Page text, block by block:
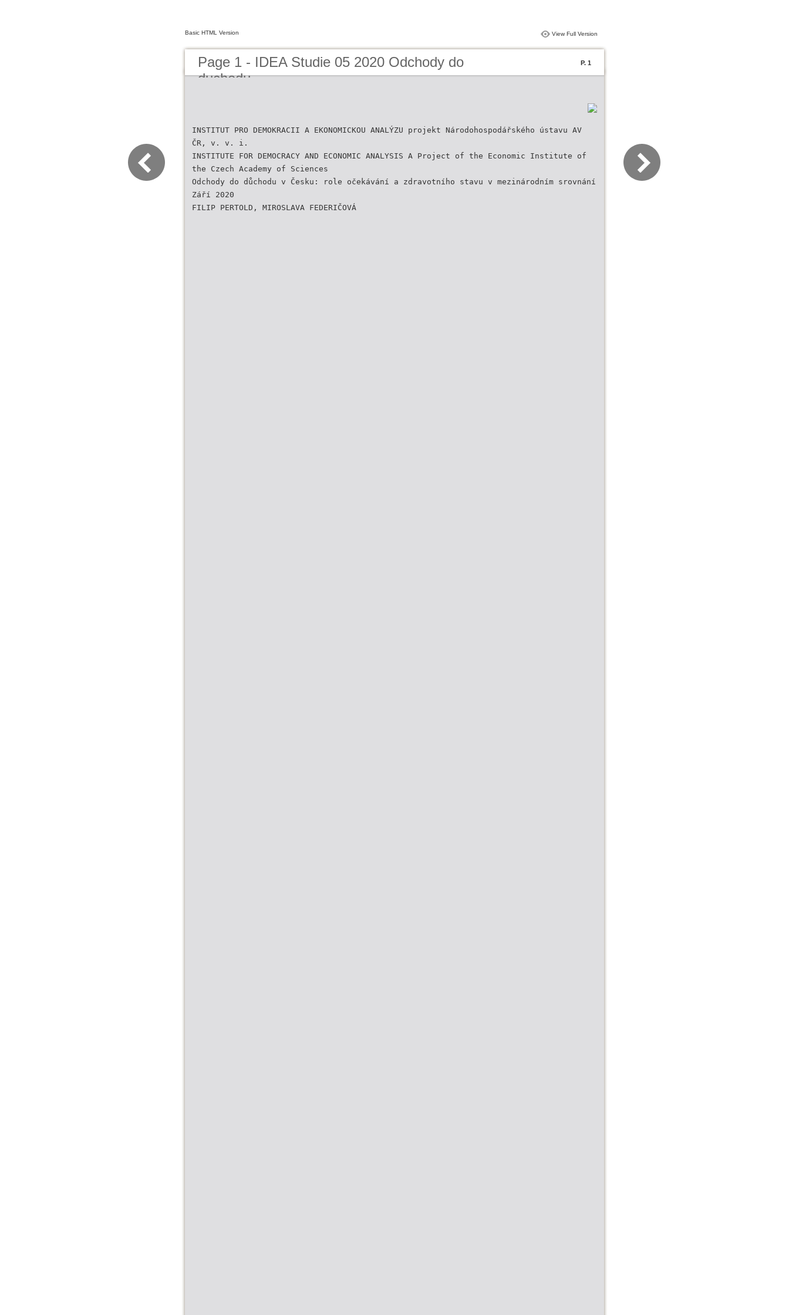
Basic HTML Version View Full Version
Page 1 - IDEA Studie 05 2020 Odchody do
duchodu
P. 1
INSTITUT PRO DEMOKRACII A EKONOMICKOU ANALÝZU projekt Národohospodářského ústavu AV
ČR, v. v. i.
INSTITUTE FOR DEMOCRACY AND ECONOMIC ANALYSIS A Project of the Economic Institute of
the Czech Academy of Sciences
Odchody do důchodu v Česku: role očekávání a zdravotního stavu v mezinárodním srovnání
Září 2020
FILIP PERTOLD, MIROSLAVA FEDERIČOVÁ